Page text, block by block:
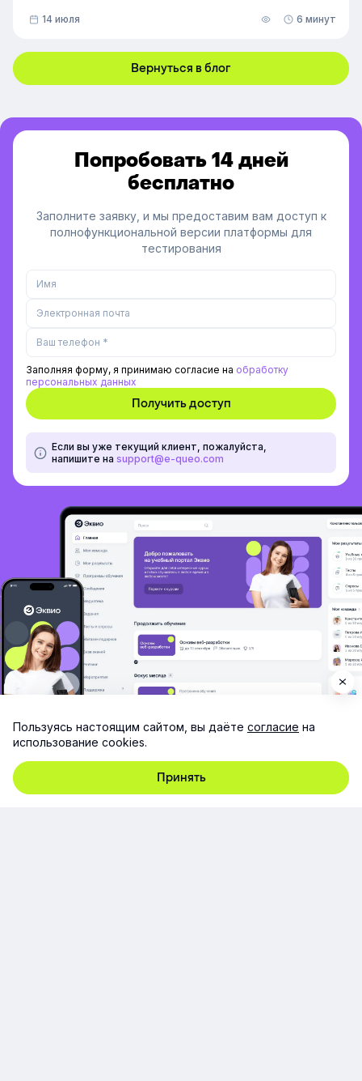
14 июля 6 минут
Вернуться в блог
Попробовать 14 дней
бесплатно
Заполните заявку, и мы предоставим вам доступ к
полнофункциональной версии платформы для
тестирования
Заполняя форму, я принимаю согласие на обработку
персональных данных
Если вы уже текущий клиент, пожалуйста,
напишите на support@e-queo.com
Пользуясь настоящим сайтом, вы даёте согласие на
использование cookies.
Принять